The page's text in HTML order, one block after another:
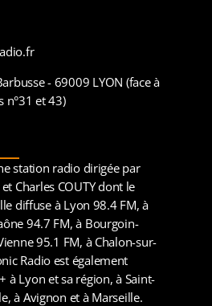
- 69009 LYON (face à
n°31 et 43)
station radio dirigée par
Charles COUTY dont le
diffuse à Lyon 98.4 FM, à
94.7 FM, à Bourgoin-
95.1 FM, à Chalon-sur-
Radio est également
à Lyon et sa région, à Saint-
à Avignon et à Marseille.